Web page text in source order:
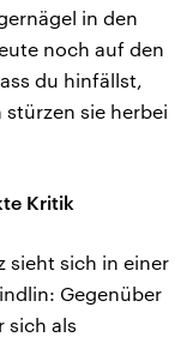
in den
noch auf den
du hinfällst,
sie herbei
Kritik
sieht sich in einer
Gegenüber
sich als